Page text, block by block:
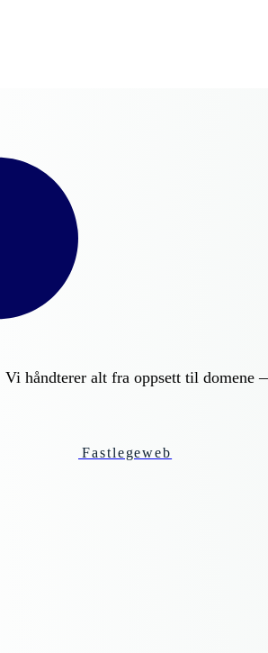
Fastlegeweb
håndterer alt fra oppsett til domene